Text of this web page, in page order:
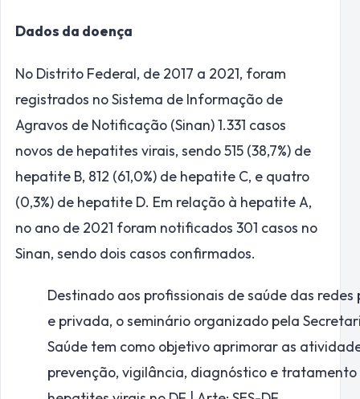
Dados da doença
No Distrito Federal, de 2017 a 2021, foram
registrados no Sistema de Informação de
Agravos de Notificação (Sinan) 1.331 casos
novos de hepatites virais, sendo 515 (38,7%) de
hepatite B, 812 (61,0%) de hepatite C, e quatro
(0,3%) de hepatite D. Em relação à hepatite A,
no ano de 2021 foram notificados 301 casos no
Sinan, sendo dois casos confirmados.
Destinado aos profissionais de saúde das redes
e privada, o seminário organizado pela
Saúde tem como objetivo aprimorar as
prevenção, vigilância, diagnóstico e tratamento